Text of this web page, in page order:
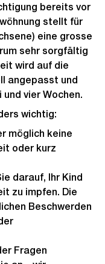
bereits vor
stellt für
eine grosse
sehr sorgfältig
wird auf die
angepasst und
vier Wochen.
wichtig:
möglich keine
oder kurz
darauf, Ihr Kind
zu impfen. Die
Beschwerden
Fragen